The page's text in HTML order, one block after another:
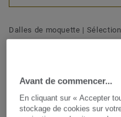
Dalles de moquette |
Iconic -
Créez un revêtement de
couleurs avec Iconic. Une
Avant de commencer...
En cliquant sur « Accepter
stockage de cookies sur